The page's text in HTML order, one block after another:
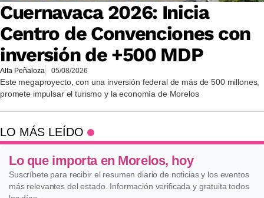
Cuernavaca 2026: Inicia
Centro de Convenciones con
inversión de +500 MDP
Alfa Peñaloza 05/08/2026
Este megaproyecto, con una inversión federal de más de 500 millones,
promete impulsar el turismo y la economía de Morelos
LO MÁS LEÍDO
Lo que importa en Morelos, hoy
Suscríbete para recibir el resumen diario de noticias y los eventos
más relevantes del estado. Información verificada y gratuita todos